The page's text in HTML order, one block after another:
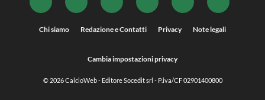
Chi siamo Redazione e Contatti Privacy Note legali
Cambia impostazioni privacy
© 2026CalcioWeb- Editore Socedit srl - P.iva/CF 02901400800